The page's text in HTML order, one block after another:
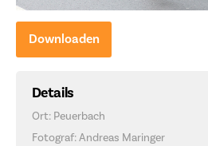
Downloaden
Details
Ort: Peuerbach
Fotograf: Andreas Maringer